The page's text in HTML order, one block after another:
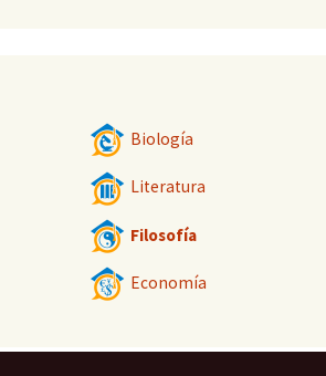
Biología
Literatura
Filosofía
Economía